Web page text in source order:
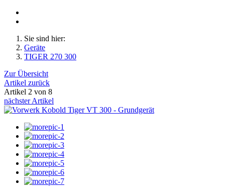
Sie sind hier:
Geräte
TIGER 270 300
Zur Übersicht
Artikel zurück
Artikel 2 von 8
nächster Artikel